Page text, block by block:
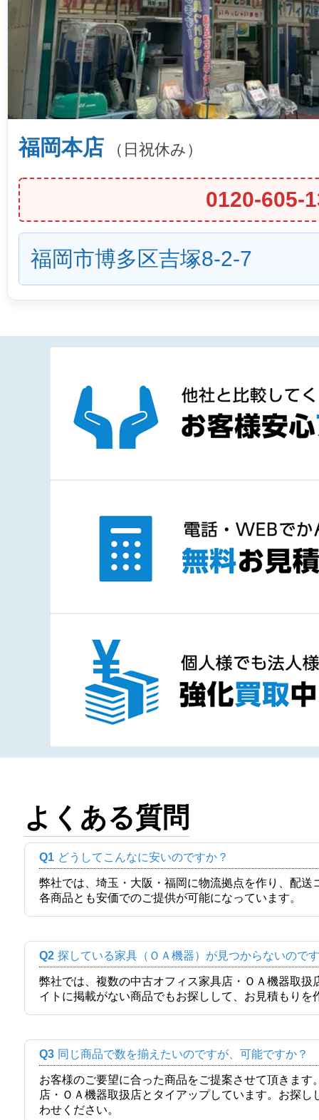
福岡本店 （日祝休み）
0120-605-
福岡市博多区吉塚8-2-7
よくある質問
Q1 どうしてこんなに安いのですか？
弊社では、埼玉・大阪・福岡に物流拠点を作り、配
各商品とも安価でのご提供が可能になっています。
Q2 探している家具（ＯＡ機器）が見つからないので
弊社では、複数の中古オフィス家具店・ＯＡ機器取
イトに掲載がない商品でもお探しして、お見積もりを
Q3 同じ商品で数を揃えたいのですが、可能ですか？
お客様のご要望に合った商品をご提案させて頂きま
店・ＯＡ機器取扱店とタイアップしています。お探
わせください。